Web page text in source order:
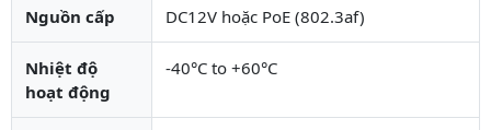
Nguồn cấp DC12V hoặc PoE (802.3af)
Nhiệt độ
hoạt động
-40°C to +60°C